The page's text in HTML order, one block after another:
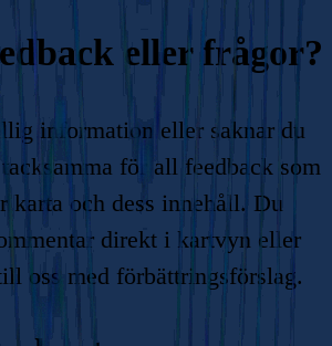
eller frågor?
information eller saknar du
för all feedback som
karta och dess innehåll. Du
direkt i kartvyn eller
oss med förbättringsförslag.